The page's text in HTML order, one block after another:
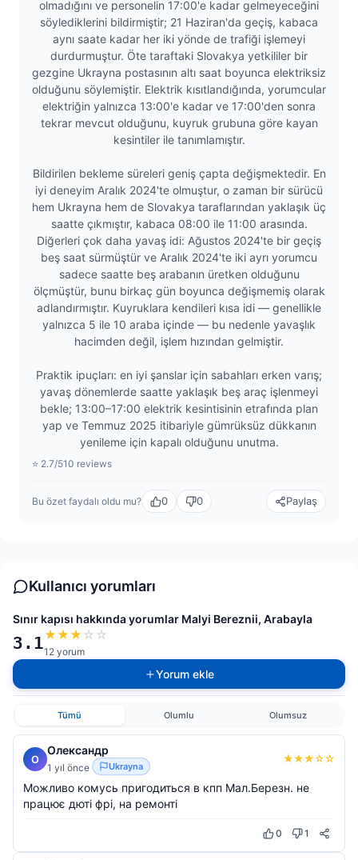
olmadığını ve personelin 17:00'e kadar gelmeyeceğini
söylediklerini bildirmiştir; 21 Haziran'da geçiş, kabaca
aynı saate kadar her iki yönde de trafiği işlemeyi
durdurmuştur. Öte taraftaki Slovakya yetkililer bir
gezgine Ukrayna postasının altı saat boyunca elektriksiz
olduğunu söylemiştir. Elektrik kısıtlandığında, yorumcular
elektriğin yalnızca 13:00'e kadar ve 17:00'den sonra
tekrar mevcut olduğunu, kuyruk grubuna göre kayan
kesintiler ile tanımlamıştır.
Bildirilen bekleme süreleri geniş çapta değişmektedir. En
iyi deneyim Aralık 2024'te olmuştur, o zaman bir sürücü
hem Ukrayna hem de Slovakya taraflarından yaklaşık üç
saatte çıkmıştır, kabaca 08:00 ile 11:00 arasında.
Diğerleri çok daha yavaş idi: Ağustos 2024'te bir geçiş
beş saat sürmüştür ve Aralık 2024'te iki ayrı yorumcu
sadece saatte beş arabanın üretken olduğunu
ölçmüştür, bunu birkaç gün boyunca değişmemiş olarak
adlandırmıştır. Kuyruklara kendileri kısa idi — genellikle
yalnızca 5 ile 10 araba içinde — bu nedenle yavaşlık
hacimden değil, işlem hızından gelmiştir.
Praktik ipuçları: en iyi şanslar için sabahları erken varış;
yavaş dönemlerde saatte yaklaşık beş araç işlenmeyi
bekle; 13:00–17:00 elektrik kesintisinin etrafında plan
yap ve Temmuz 2025 itibariyle gümrüksüz dükkanın
yenileme için kapalı olduğunu unutma.
⭐ 2.7/510 reviews
Bu özet faydalı oldu mu? 0 0 Paylaş
Kullanıcı yorumları
Sınır kapısı hakkında yorumlar Malyi Bereznii, Arabayla
3.1★★★ ☆ ☆
12 yorum
Yorum ekle
Tümü Olumlu Olumsuz
О
Олександр
1 yıl önce Ukrayna
★★★☆☆
Можливо комусь пригодиться в кпп Мал.Березн. не
працює дюті фрі, на ремонті
0 1